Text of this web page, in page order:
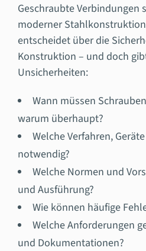
Geschraubte
moderner
entscheidet über die
Konstruktion – und doch
Unsicherheiten:
Wann müssen
warum überhaupt?
Welche Verfahren,
notwendig?
Welche Normen und
und Ausführung?
Wie können häufige
Welche Anforderungen
und Dokumentationen?